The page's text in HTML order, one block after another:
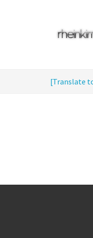
are
[Translate